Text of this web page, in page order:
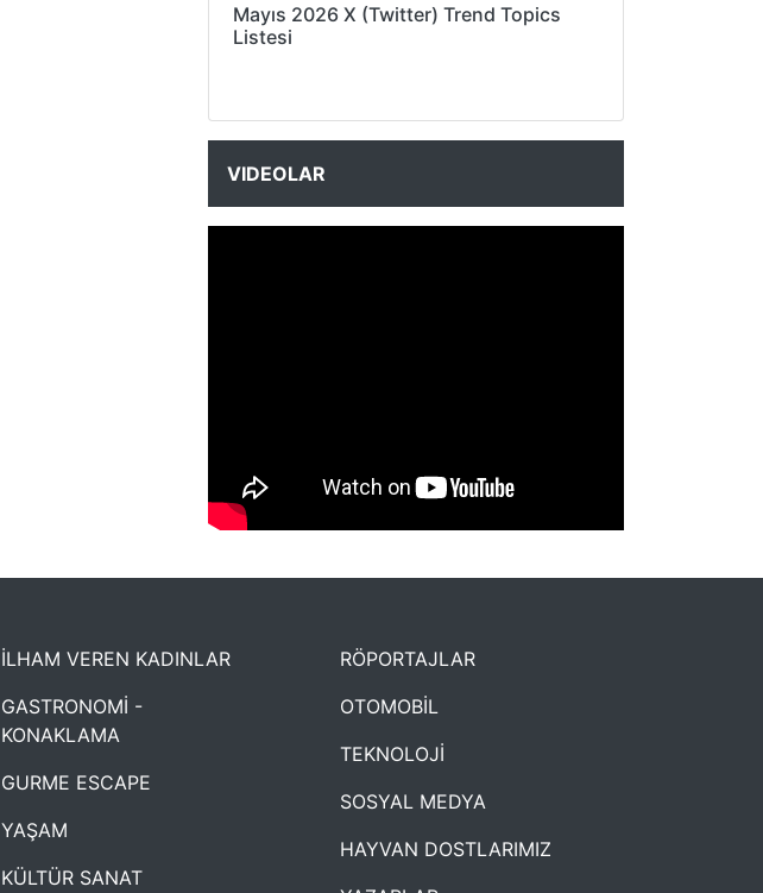
Mayıs 2026 X (Twitter) Trend Topics
Listesi
VIDEOLAR
NYXmag 2. Yaş Kutlama Etkinliği
İLHAM VEREN KADINLAR
GASTRONOMİ -
KONAKLAMA
GURME ESCAPE
YAŞAM
KÜLTÜR SANAT
RÖPORTAJLAR
OTOMOBİL
TEKNOLOJİ
SOSYAL MEDYA
HAYVAN DOSTLARIMIZ